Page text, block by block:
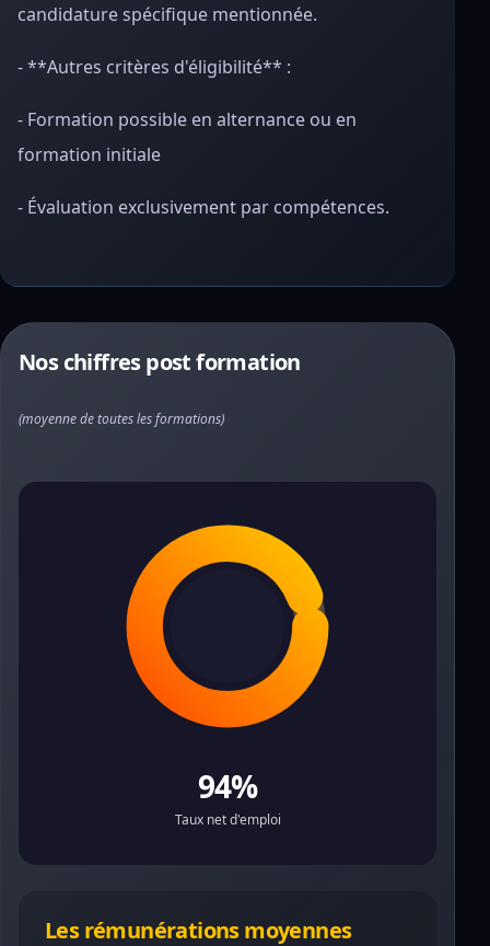
candidature spécifique mentionnée.
- **Autres critères d'éligibilité** :
- Formation possible en alternance ou en
formation initiale
- Évaluation exclusivement par compétences.
Nos chiffres post formation
(moyenne de toutes les formations)
94%
Taux net d'emploi
Les rémunérations moyennes